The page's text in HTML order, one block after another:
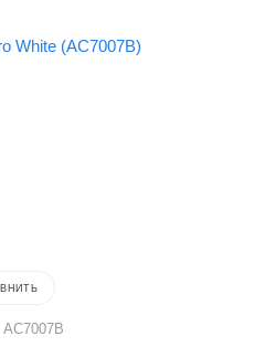
AC7007B